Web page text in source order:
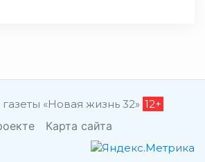
«Новая жизнь 32» 12+
Карта сайта